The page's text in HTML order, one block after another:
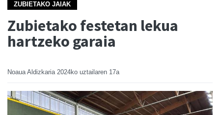
ZUBIETAKO JAIAK
Zubietako festetan lekua
hartzeko garaia
Noaua Aldizkaria 2024ko uztailaren 17a